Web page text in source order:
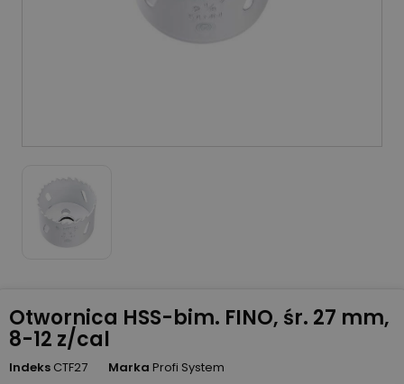
Otwornica HSS-bim. FINO, śr. 27 mm,
8-12 z/cal
Indeks CTF27 Marka Profi System